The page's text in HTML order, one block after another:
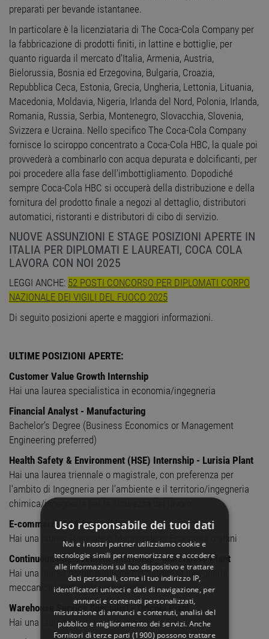
preparati per bevande istantanee.
In particolare è la licenziataria di The Coca-Cola Company per
la fabbricazione di prodotti finiti, in lattine e bottiglie, per
quanto riguarda il mercato d'Italia, Armenia, Austria,
Bielorussia, Bosnia ed Erzegovina, Bulgaria, Croazia,
Repubblica Ceca, Estonia, Grecia, Ungheria, Lettonia, Lituania,
Macedonia, Moldavia, Nigeria, Irlanda del Nord, Polonia, Irlanda,
Romania, Russia, Serbia, Montenegro, Slovacchia, Slovenia,
Svizzera e Ucraina. Nello specifico The Coca-Cola Company
fornisce lo sciroppo concentrato a Coca-Cola HBC, la quale poi
provvederà a combinarlo con acqua depurata e dolcificanti, per
poi procedere alla fase dell'imbottigliamento. Dopodiché
sempre Coca-Cola HBC si occuperà della distribuzione e della
fornitura del prodotto finale a negozi al dettaglio, distributori
automatici, ristoranti e distributori di cibo di servizio.
NUOVE ASSUNZIONI E STAGE POSIZIONI APERTE IN
ITALIA PER DIPLOMATI E LAUREATI, COCA COLA
LAVORA CON NOI 2025
LEGGI ANCHE: 52 POSTI CONCORSO PER DIPLOMATI CORPO
NAZIONALE DEI VIGILI DEL FUOCO 2025
Di seguito posizioni aperte e maggiori informazioni.
ULTIME POSIZIONI APERTE:
Customer Value Growth Internship
Hai una laurea specialistica in economia/ingegneria
Financial Analyst - Manufacturing
Bachelor’s Degree (Business Economics or Management
Engineering preferred)
Health Safety & Environment (HSE) Internship - Lurisia Plant
Hai una laurea triennale o magistrale, con preferenza per
l’ambito di Ingegneria per l’ambiente e il territorio/ingegneria
chimica/ingegneria per la sicurezza del lavoro
E-commerce FSA Internship
Hai una laurea Triennale o Magistrale in Economia o affini
Continuous Improvement Internship - Marcianise Plant
Hai una laurea preferibilmente magistrale in ingegneria
meccanica/gestionale/industriale
Warehouse Service Specialist - Oricola Plant
Hai una laurea magistrale in Ingegneria Gestionale
Uso responsabile dei tuoi dati
Noi e i nostri partner utilizziamo cookie e
tecnologie simili per memorizzare e accedere
alle informazioni sul tuo dispositivo e trattare
dati personali, come il tuo indirizzo IP,
identificatori univoci e dati di navigazione, per
annunci e contenuti personalizzati,
misurazione di annunci e contenuti, analisi del
pubblico e miglioramento dei servizi. Anche
Fornitori di terze parti (1900) possono trattare